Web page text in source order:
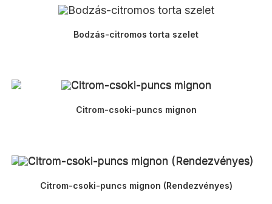
Bodzás-citromos torta szelet
Citrom-csoki-puncs mignon
Citrom-csoki-puncs mignon (Rendezvényes)